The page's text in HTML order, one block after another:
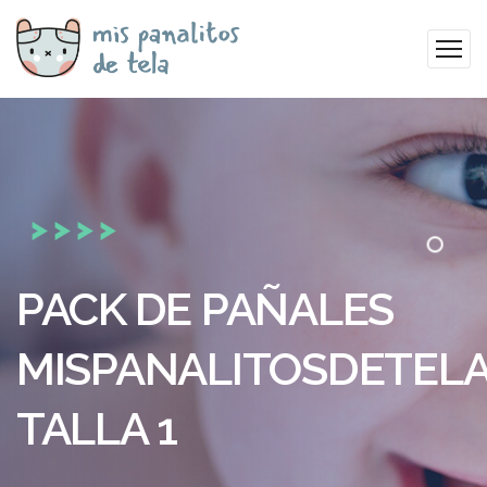
PACK DE PAÑALES
TALLA 1